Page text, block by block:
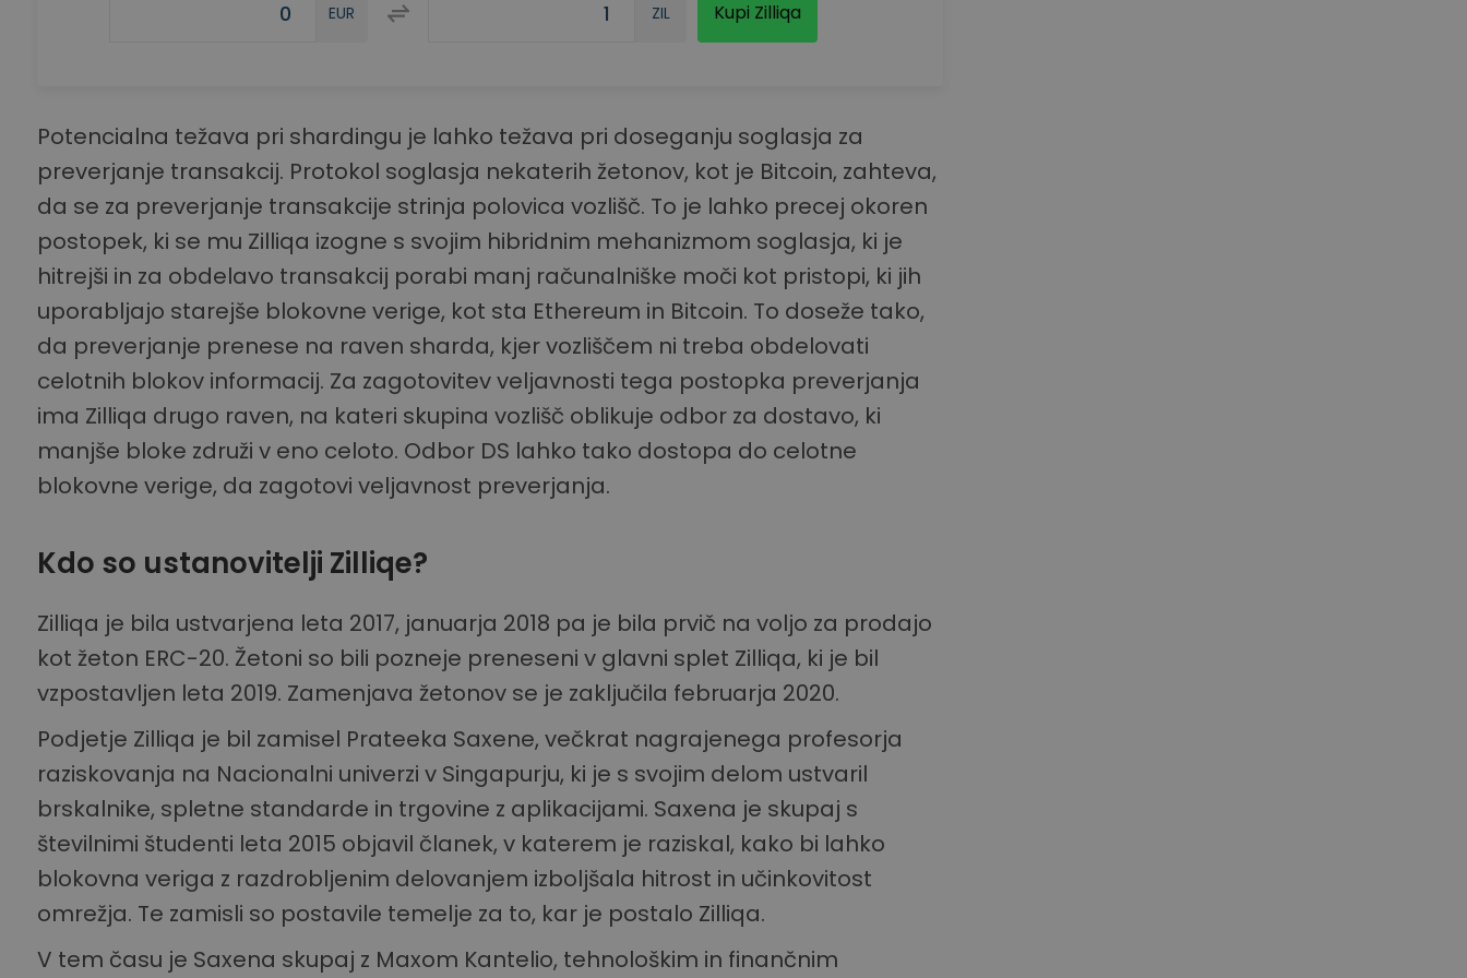
EUR ZIL Kupi Zilliqa
Potencialna težava pri shardingu je lahko težava pri doseganju soglasja za
preverjanje transakcij. Protokol soglasja nekaterih žetonov, kot je Bitcoin, zahteva,
da se za preverjanje transakcije strinja polovica vozlišč. To je lahko precej okoren
postopek, ki se mu Zilliqa izogne s svojim hibridnim mehanizmom soglasja, ki je
hitrejši in za obdelavo transakcij porabi manj računalniške moči kot pristopi, ki jih
uporabljajo starejše blokovne verige, kot sta Ethereum in Bitcoin. To doseže tako,
da preverjanje prenese na raven sharda, kjer vozliščem ni treba obdelovati
celotnih blokov informacij. Za zagotovitev veljavnosti tega postopka preverjanja
ima Zilliqa drugo raven, na kateri skupina vozlišč oblikuje odbor za dostavo, ki
manjše bloke združi v eno celoto. Odbor DS lahko tako dostopa do celotne
blokovne verige, da zagotovi veljavnost preverjanja.
Kdo so ustanovitelji Zilliqe?
Zilliqa je bila ustvarjena leta 2017, januarja 2018 pa je bila prvič na voljo za prodajo
kot žeton ERC-20. Žetoni so bili pozneje preneseni v glavni splet Zilliqa, ki je bil
vzpostavljen leta 2019. Zamenjava žetonov se je zaključila februarja 2020.
Podjetje Zilliqa je bil zamisel Prateeka Saxene, večkrat nagrajenega profesorja
raziskovanja na Nacionalni univerzi v Singapurju, ki je s svojim delom ustvaril
brskalnike, spletne standarde in trgovine z aplikacijami. Saxena je skupaj s
številnimi študenti leta 2015 objavil članek, v katerem je raziskal, kako bi lahko
blokovna veriga z razdrobljenim delovanjem izboljšala hitrost in učinkovitost
omrežja. Te zamisli so postavile temelje za to, kar je postalo Zilliqa.
V tem času je Saxena skupaj z Maxom Kantelio, tehnološkim in finančnim